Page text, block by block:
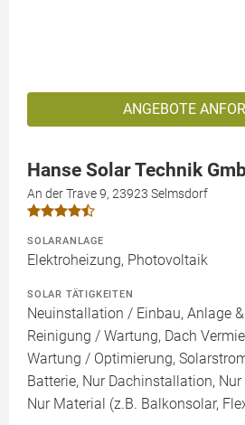
ANGEBOTE
Hanse Solar Technik
An der Trave 9, 23923 Selmsdorf
SOLARANLAGE
Elektroheizung, Photovoltaik
SOLAR TÄTIGKEITEN
Neuinstallation / Einbau, Anlage
Reinigung / Wartung, Dach
Wartung / Optimierung,
Batterie, Nur Dachinstallation,
Nur Material (z.B. Balkonsolar,